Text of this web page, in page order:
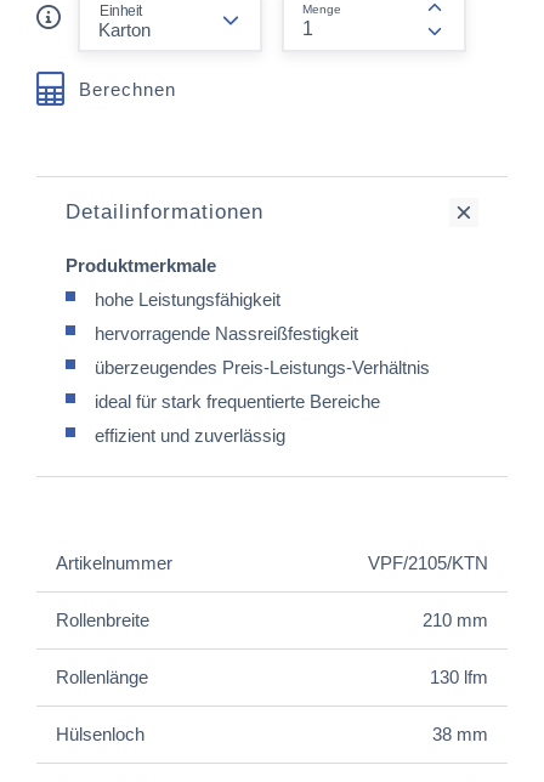
Einheit Menge
Berechnen
Detailinformationen
Produktmerkmale
hohe Leistungsfähigkeit
hervorragende Nassreißfestigkeit
überzeugendes Preis-Leistungs-Verhältnis
ideal für stark frequentierte Bereiche
effizient und zuverlässig
Artikelnummer VPF/2105/KTN
Rollenbreite 210 mm
Rollenlänge 130 lfm
Hülsenloch 38 mm